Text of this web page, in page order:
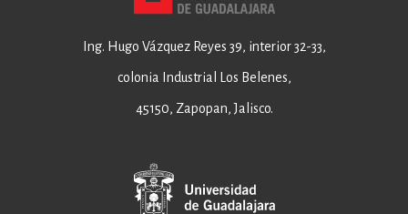
Ing. Hugo Vázquez Reyes 39, interior 32-33,
colonia Industrial Los Belenes,
45150, Zapopan, Jalisco.